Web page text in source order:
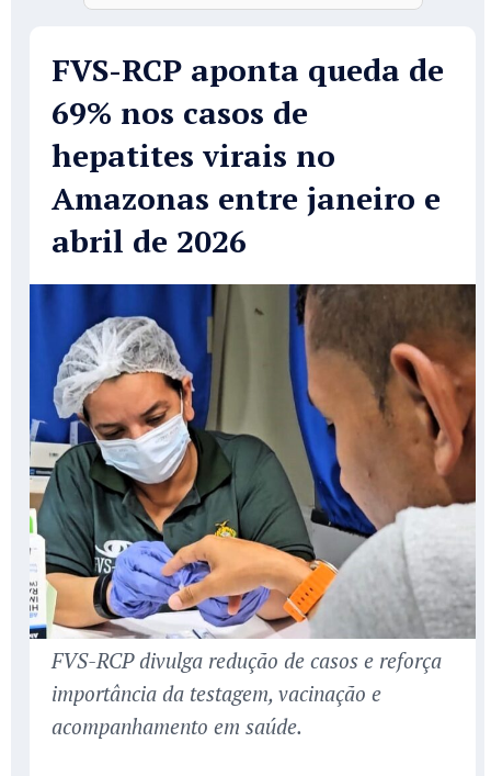
FVS-RCP aponta queda de
69% nos casos de
hepatites virais no
Amazonas entre janeiro e
abril de 2026
FVS-RCP divulga redução de casos e reforça
importância da testagem, vacinação e
acompanhamento em saúde.